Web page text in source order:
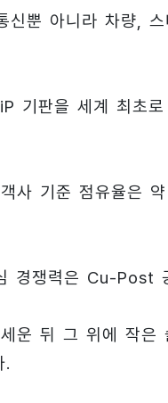
신뿐 아니라 차량,
기판을 세계 최초
사 기준 점유율은
경쟁력은 Cu-Post
운 뒤 그 위에 작
.